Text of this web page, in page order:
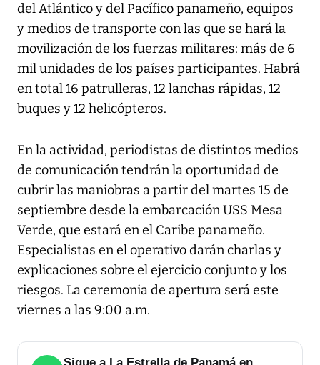
del Atlántico y del Pacífico panameño, equipos
y medios de transporte con las que se hará la
movilización de los fuerzas militares: más de 6
mil unidades de los países participantes. Habrá
en total 16 patrulleras, 12 lanchas rápidas, 12
buques y 12 helicópteros.
En la actividad, periodistas de distintos medios
de comunicación tendrán la oportunidad de
cubrir las maniobras a partir del martes 15 de
septiembre desde la embarcación USS Mesa
Verde, que estará en el Caribe panameño.
Especialistas en el operativo darán charlas y
explicaciones sobre el ejercicio conjunto y los
riesgos. La ceremonia de apertura será este
viernes a las 9:00 a.m.